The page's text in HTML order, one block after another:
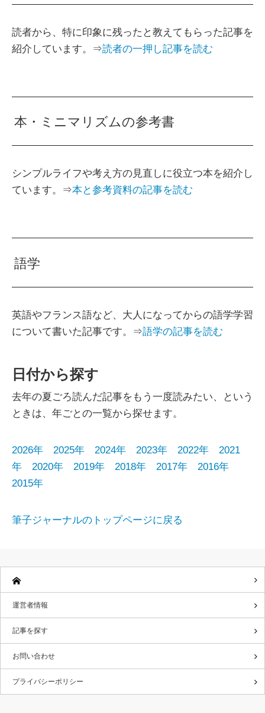
読者から、特に印象に残ったと教えてもらった記事を
紹介しています。⇒読者の一押し記事を読む
本・ミニマリズムの参考書
シンプルライフや考え方の見直しに役立つ本を紹介し
ています。⇒本と参考資料の記事を読む
語学
英語やフランス語など、大人になってからの語学学習
について書いた記事です。⇒語学の記事を読む
日付から探す
去年の夏ごろ読んだ記事をもう一度読みたい、という
ときは、年ごとの一覧から探せます。
2026年 2025年 2024年 2023年 2022年
2021
年
2020年 2019年 2018年 2017年
2016年
2015年
筆子ジャーナルのトップページに戻る
運営者情報
記事を探す
お問い合わせ
プライバシーポリシー